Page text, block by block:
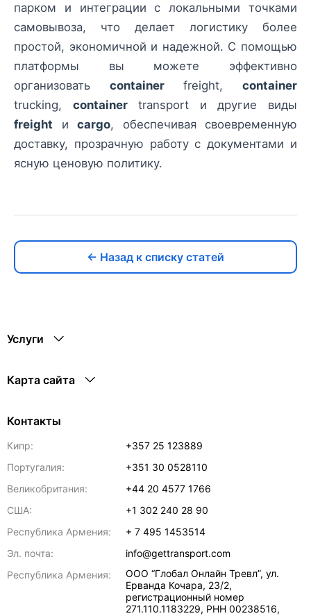
парком и интеграции с локальными точками
самовывоза, что делает логистику более
простой, экономичной и надежной. С помощью
платформы вы можете эффективно
организовать containerfreight,container
trucking, containertransport и другие виды
freight и cargo, обеспечивая своевременную
доставку, прозрачную работу с документами и
ясную ценовую политику.
← Назад к списку статей
Услуги
Карта сайта
Контакты
Кипр:
+357 25 123889
Португалия:
+351 30 0528110
Великобритания:
+44 20 4577 1766
США:
+1 302 240 28 90
Республика Армения:
+ 7 495 1453514
Эл. почта:
info@gettransport.com
Республика Армения:
ООО “Глобал Онлайн Тревл”, ул.
Ерванда Кочара, 23/2,
регистрационный номер
271.110.1183229, РНН 00238516,